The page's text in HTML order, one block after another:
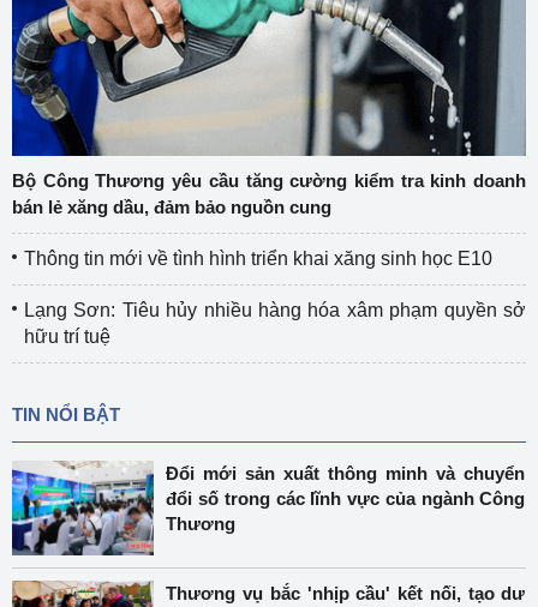
Bộ Công Thương yêu cầu tăng cường kiểm tra kinh doanh
bán lẻ xăng dầu, đảm bảo nguồn cung
Thông tin mới về tình hình triển khai xăng sinh học E10
Lạng Sơn: Tiêu hủy nhiều hàng hóa xâm phạm quyền sở
hữu trí tuệ
TIN NỔI BẬT
Đổi mới sản xuất thông minh và chuyển
đổi số trong các lĩnh vực của ngành Công
Thương
Thương vụ bắc 'nhịp cầu' kết nối, tạo dư